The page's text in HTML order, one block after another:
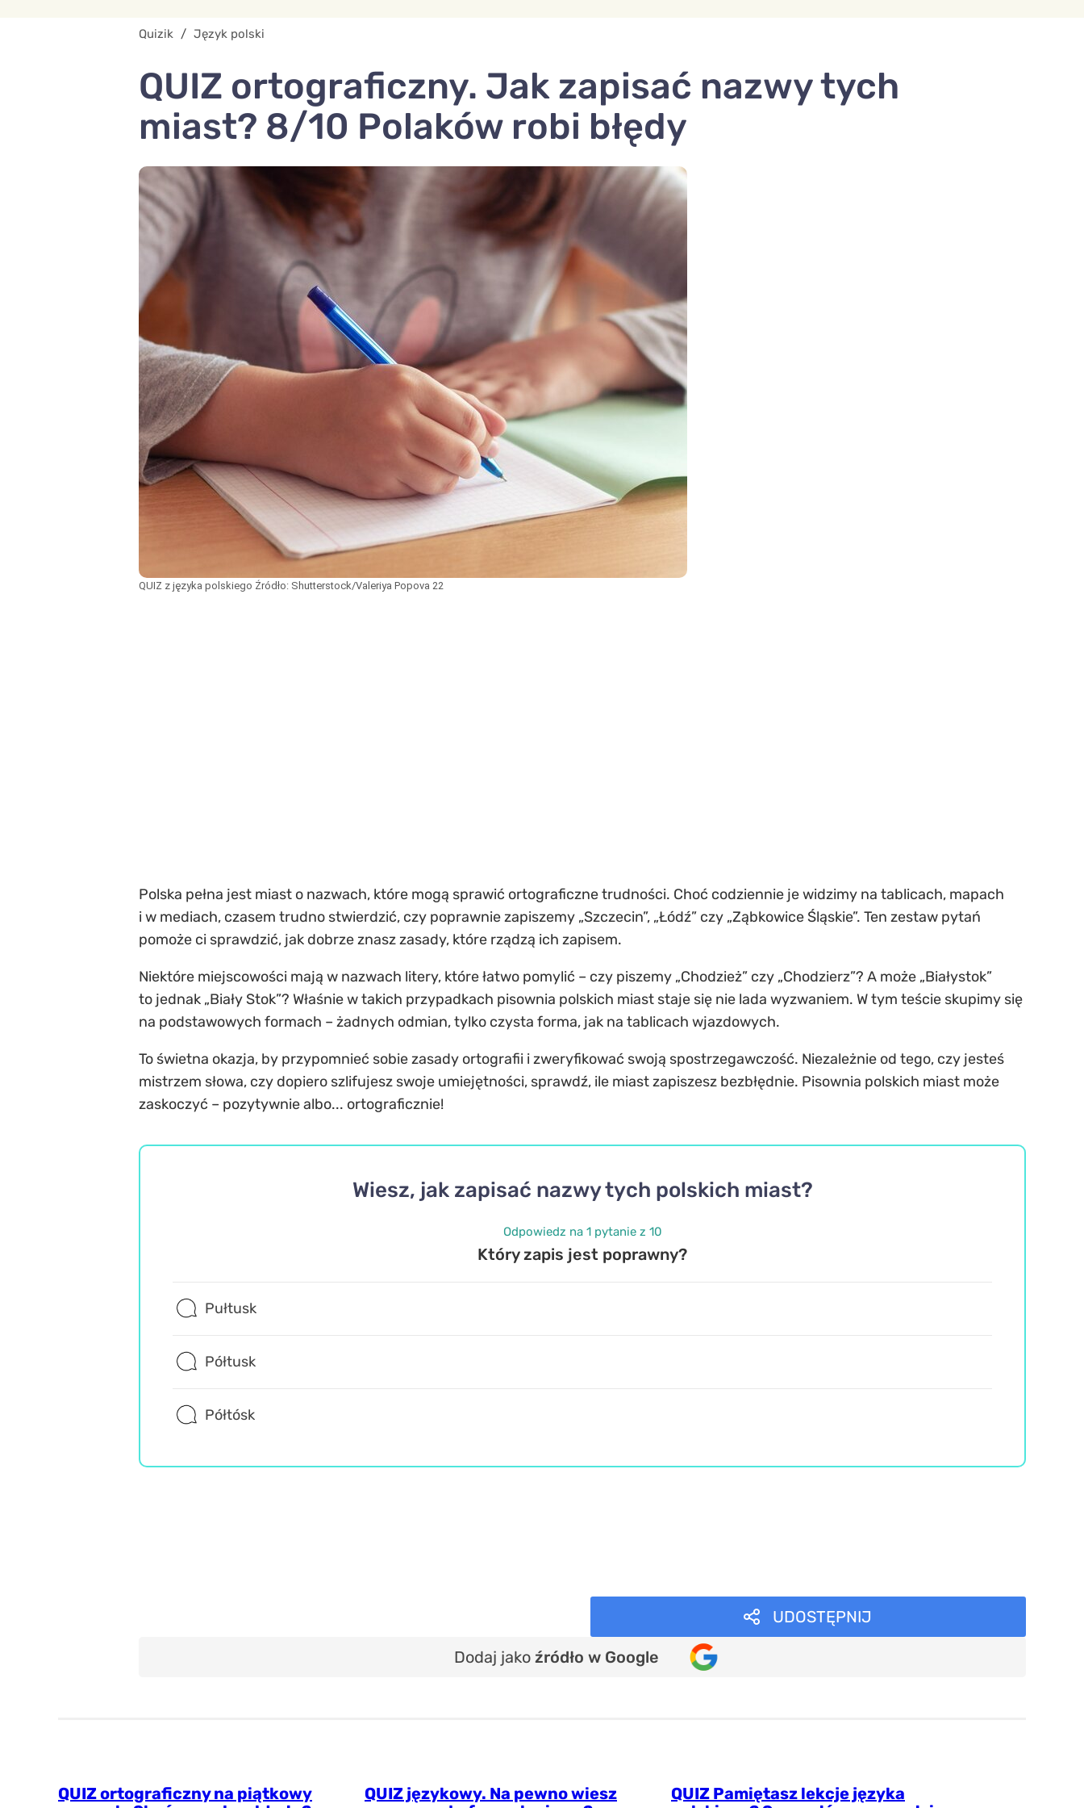
Quizik / Język polski
QUIZ ortograficzny. Jak zapisać nazwy tych
miast? 8/10 Polaków robi błędy
QUIZ z języka polskiego Źródło: Shutterstock/Valeriya Popova 22
Polska pełna jest miast o nazwach, które mogą sprawić ortograficzne trudności. Choć codziennie je widzimy na tablicach, mapach
i w mediach, czasem trudno stwierdzić, czy poprawnie zapiszemy „Szczecin”, „Łódź” czy „Ząbkowice Śląskie”. Ten zestaw pytań
pomoże ci sprawdzić, jak dobrze znasz zasady, które rządzą ich zapisem.
Niektóre miejscowości mają w nazwach litery, które łatwo pomylić – czy piszemy „Chodzież” czy „Chodzierz”? A może „Białystok”
to jednak „Biały Stok”? Właśnie w takich przypadkach pisownia polskich miast staje się nie lada wyzwaniem. W tym teście skupimy się
na podstawowych formach – żadnych odmian, tylko czysta forma, jak na tablicach wjazdowych.
To świetna okazja, by przypomnieć sobie zasady ortografii i zweryfikować swoją spostrzegawczość. Niezależnie od tego, czy jesteś
mistrzem słowa, czy dopiero szlifujesz swoje umiejętności, sprawdź, ile miast zapiszesz bezbłędnie. Pisownia polskich miast może
zaskoczyć – pozytywnie albo... ortograficznie!
Wiesz, jak zapisać nazwy tych polskich miast?
Odpowiedz na 1 pytanie z 10
Który zapis jest poprawny?
Pułtusk
Półtusk
Półtósk
UDOSTĘPNIJ
Dodaj jako źródło w Google
QUIZ ortograficzny na piątkowy
QUIZ językowy. Na pewno wiesz
QUIZ Pamiętasz lekcje języka